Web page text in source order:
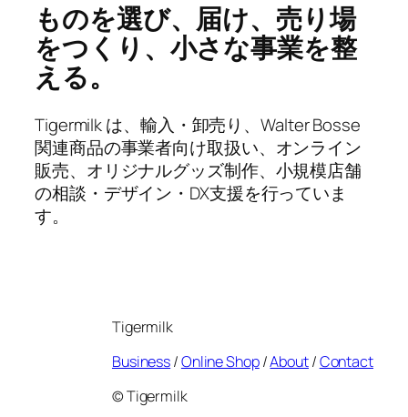
ものを選び、届け、売り場
をつくり、小さな事業を整
える。
Tigermilk は、輸入・卸売り、Walter Bosse
関連商品の事業者向け取扱い、オンライン
販売、オリジナルグッズ制作、小規模店舗
の相談・デザイン・DX支援を行っていま
す。
Tigermilk
Business/Online Shop/About/Contact
© Tigermilk